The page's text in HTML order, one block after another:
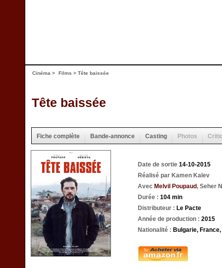
Cinéma > Films > Tête baissée
Tête baissée
Fiche complète Bande-annonce Casting Photos
Date de sortie 14-10-2015
Réalisé par Kamen Kalev
Avec Melvil Poupaud, Seher
Durée : 104 min
Distributeur : Le Pacte
Année de production : 2015
Nationalité : Bulgarie,